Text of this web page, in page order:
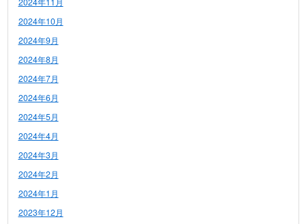
2024年10月
2024年9月
2024年8月
2024年7月
2024年6月
2024年5月
2024年4月
2024年3月
2024年2月
2024年1月
2023年12月